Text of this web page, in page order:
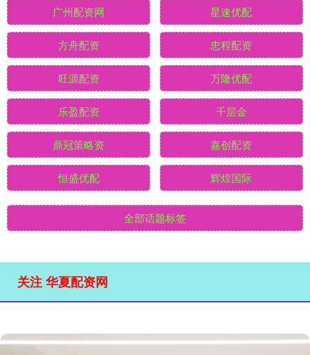
广州配资网 星速优配
方舟配资 忠程配资
旺源配资 万隆优配
乐盈配资 千层金
鼎冠策略资 嘉创配资
恒盛优配 辉煌国际
全部话题标签
关注 华夏配资网